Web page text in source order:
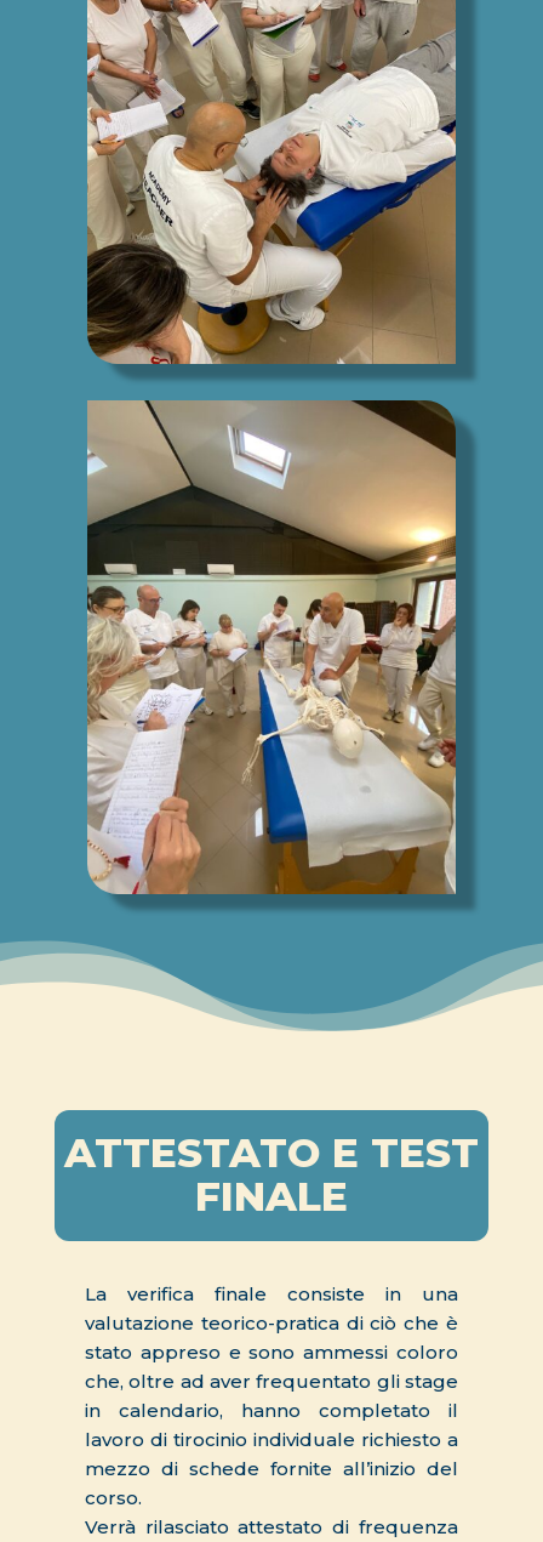
ATTESTATO E TEST
FINALE
La verifica finale consiste in una
valutazione teorico-pratica di ciò che è
stato appreso e sono ammessi coloro
che, oltre ad aver frequentato gli stage
in calendario, hanno completato il
lavoro di tirocinio individuale richiesto a
mezzo di schede fornite all’inizio del
corso.
Verrà rilasciato attestato di frequenza